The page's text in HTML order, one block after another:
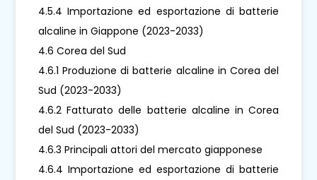
4.5.4 Importazione ed esportazione di batterie
alcaline in Giappone (2023-2033)
4.6 Corea del Sud
4.6.1 Produzione di batterie alcaline in Corea del
Sud (2023-2033)
4.6.2 Fatturato delle batterie alcaline in Corea
del Sud (2023-2033)
4.6.3 Principali attori del mercato giapponese
4.6.4 Importazione ed esportazione di batterie